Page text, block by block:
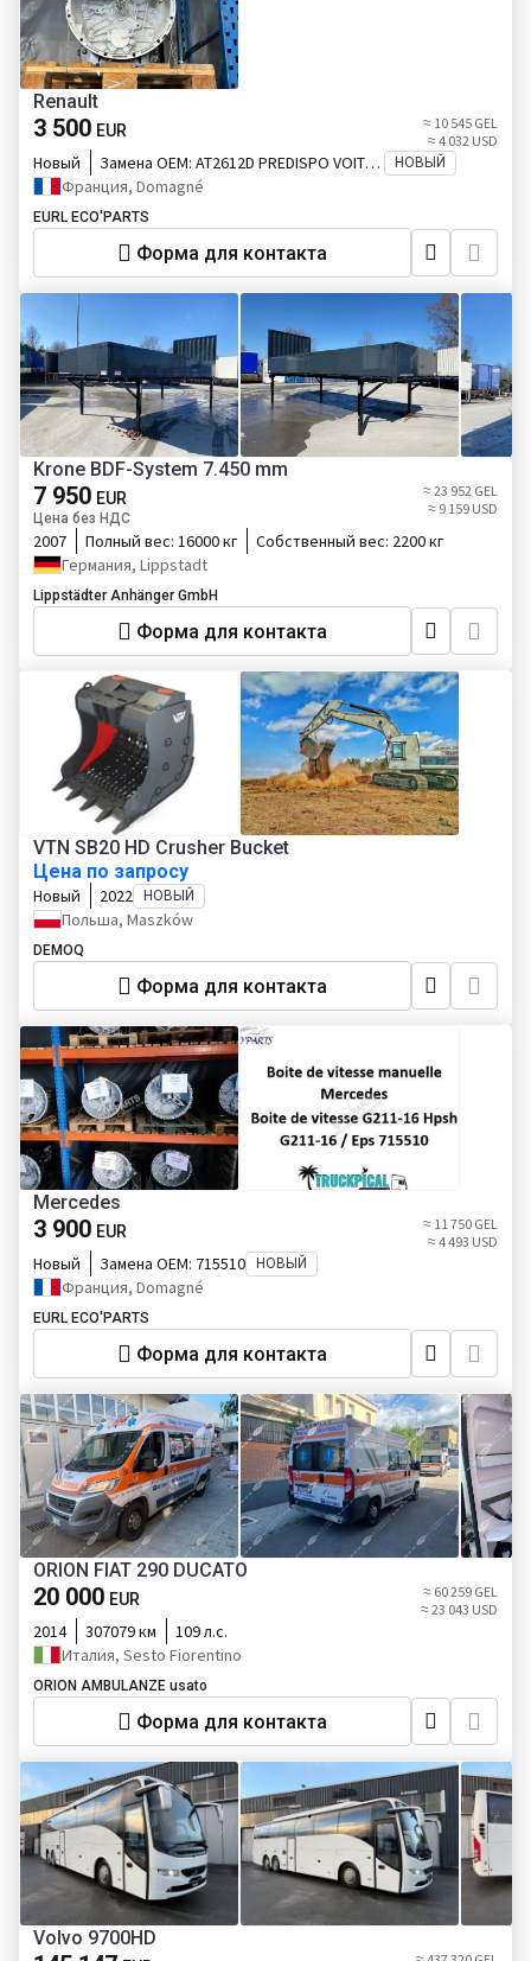
Renault
3 500 EUR
≈ 10 545 GEL
≈ 4 032 USD
Новый Замена OEM: AT2612D PREDISPO VOITH
3190716
НОВЫЙ
Франция, Domagné
EURL ECO'PARTS
Форма для контакта
Krone BDF-System 7.450 mm
7 950 EUR
Цена без НДС
≈ 23 952 GEL
≈ 9 159 USD
2007 Полный вес: 16000 кг Собственный вес: 2200 кг
Германия, Lippstadt
Lippstädter Anhänger GmbH
Форма для контакта
VTN SB20 HD Crusher Bucket
Цена по запросу
Новый 2022 НОВЫЙ
Польша, Maszków
DEMOQ
Форма для контакта
Mercedes
3 900 EUR
≈ 11 750 GEL
≈ 4 493 USD
Новый Замена OEM: 715510 НОВЫЙ
Франция, Domagné
EURL ECO'PARTS
Форма для контакта
ORION FIAT 290 DUCATO
20 000 EUR
≈ 60 259 GEL
≈ 23 043 USD
2014 307079 км
109 л.с.
Италия, Sesto Fiorentino
ORION AMBULANZE usato
Форма для контакта
Volvo 9700HD